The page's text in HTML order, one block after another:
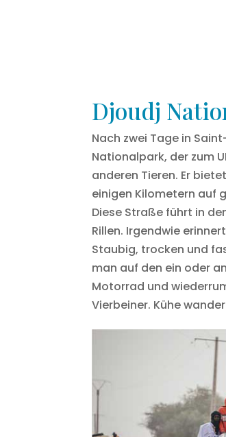
Djoudj
Nach zwei Tage in
Nationalpark, der zum
anderen Tieren. Er
einigen Kilometern auf
Diese Straße führt in
Rillen. Irgendwie
Staubig, trocken und
man auf den ein oder
Motorrad und
Vierbeiner. Kühe